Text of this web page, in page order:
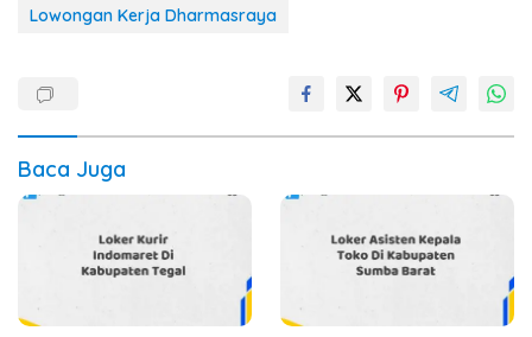
Lowongan Kerja Dharmasraya
Baca Juga